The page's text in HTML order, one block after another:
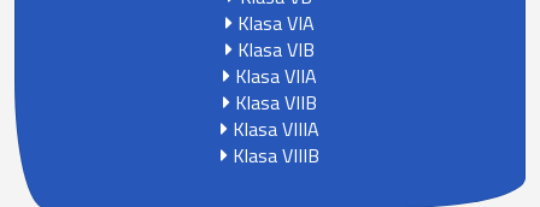
Klasa VIA
Klasa VIB
Klasa VIIA
Klasa VIIB
Klasa VIIIA
Klasa VIIIB